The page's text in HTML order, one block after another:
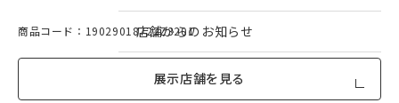
店舗からのお知らせ
予約｜オンライン接客予約
商品コード：19029018722Z3201
展示店舗を見る